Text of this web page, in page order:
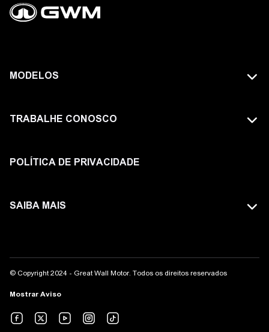
MODELOS
HAVAL
POER
TRABALHE CONOSCO
POLÍTICA DE PRIVACIDADE
SAIBA MAIS
AVISO LEGAL
CANAL DE ÉTICA
Mostrar Aviso
© Copyright 2024 - Great Wall Motor. Todos os direitos reservados